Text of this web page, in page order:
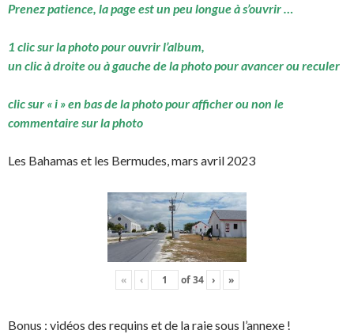
Prenez patience, la page est un peu longue à s’ouvrir …
1 clic sur la photo pour ouvrir l’album,
un clic à droite ou à gauche de la photo pour avancer ou reculer
clic sur « i » en bas de la photo pour afficher ou non le
commentaire sur la photo
Les Bahamas et les Bermudes, mars avril 2023
« ‹ of34 › »
Bonus : vidéos des requins et de la raie sous l’annexe !